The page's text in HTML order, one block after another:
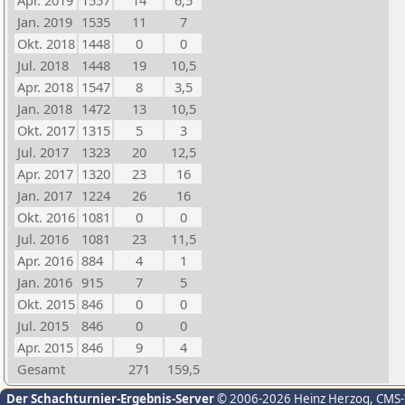
Jan. 2019 1535 11
7
Okt. 2018 1448 0
0
Jul. 2018
1448 19
10,5
Apr. 2018 1547 8
3,5
Jan. 2018 1472 13
10,5
Okt. 2017 1315 5
3
Jul. 2017
1323 20
12,5
Apr. 2017 1320 23
16
Jan. 2017 1224 26
16
Okt. 2016 1081 0
0
Jul. 2016
1081 23
11,5
Apr. 2016 884 4
1
Jan. 2016 915 7
5
Okt. 2015 846 0
0
Jul. 2015
846 0
0
Apr. 2015 846 9
4
Gesamt
271 159,5
Der Schachturnier-Ergebnis-Server© 2006-2026 Heinz Herzog,